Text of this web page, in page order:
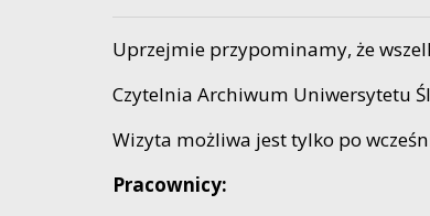
Uprzejmie przypominamy, że
Czytelnia Archiwum Uniwersytetu
Wizyta możliwa jest tylko po
Pracownicy: